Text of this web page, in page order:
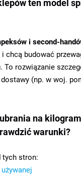
ten model
i second-
chcą budować
To rozwiązanie
dostawy (np. w woj.
na
warunki?
tych stron: